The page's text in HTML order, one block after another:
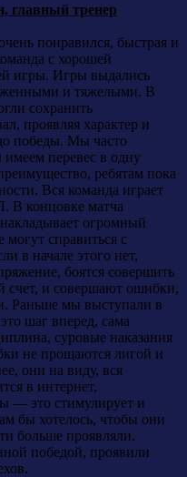
тренер
понравился, быстрая и
с хорошей
игры. Игры выдались
и тяжелыми. В
сохранить
проявляя характер и
победы. Мы часто
имеем перевес в одну
ребятам пока
Вся команда играет
В концовке матча
огромный
могут справиться с
в начале этого нет,
боятся совершить
счет, и совершают ошибки,
Раньше мы выступали в
шаг вперед, сама
суровые наказания
не прощаются лигой и
они на виду, вся
в интернет,
— это стимулирует и
бы хотелось, чтобы они
больше проявляли.
победой, проявили